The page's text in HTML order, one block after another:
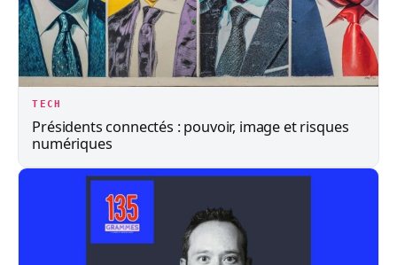
TECH
Présidents connectés : pouvoir, image et risques
numériques